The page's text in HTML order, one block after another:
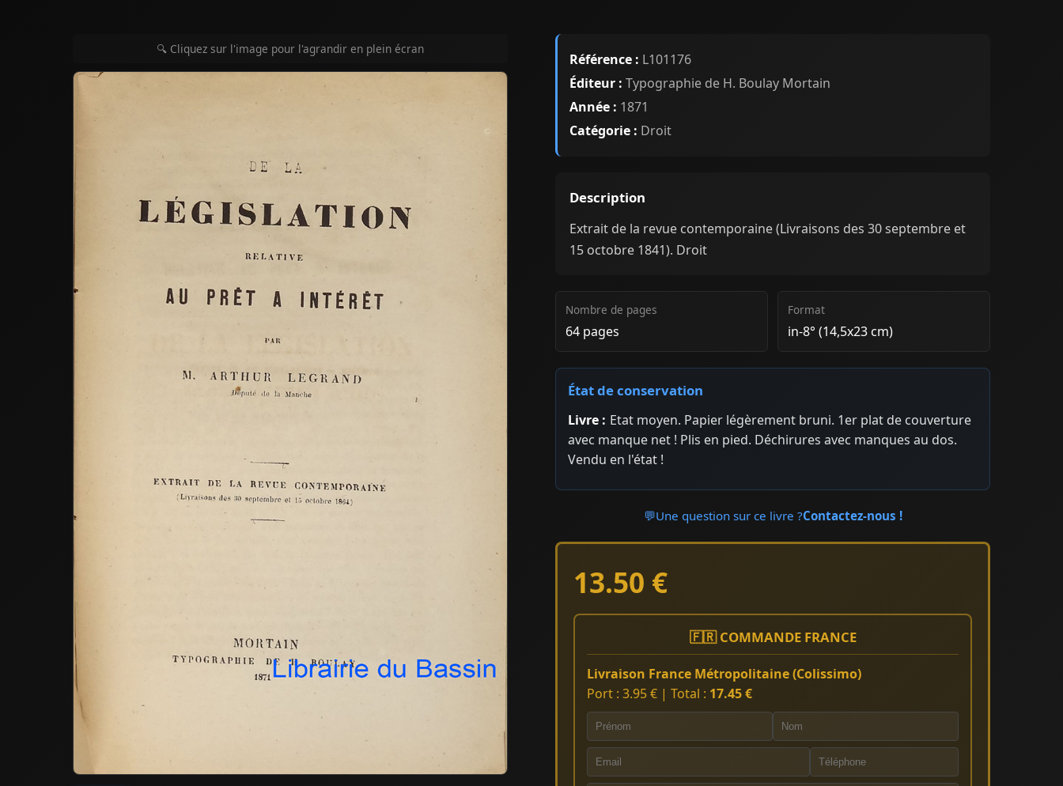
🔍 Cliquez sur l'image pour l'agrandir en plein écran
Référence : L101176
Éditeur : Typographie de H. Boulay Mortain
Année : 1871
Catégorie : Droit
Description
Extrait de la revue contemporaine (Livraisons des 30 septembre et
15 octobre 1841). Droit
Nombre de pages
64 pages
Format
in-8° (14,5x23 cm)
État de conservation
Livre : Etat moyen. Papier légèrement bruni. 1er plat de couverture
avec manque net ! Plis en pied. Déchirures avec manques au dos.
Vendu en l'état !
💬Une question sur ce livre ?Contactez-nous !
13.50 €
🇫🇷 COMMANDE FRANCE
Livraison France Métropolitaine (Colissimo)
Port : 3.95 € | Total : 17.45 €